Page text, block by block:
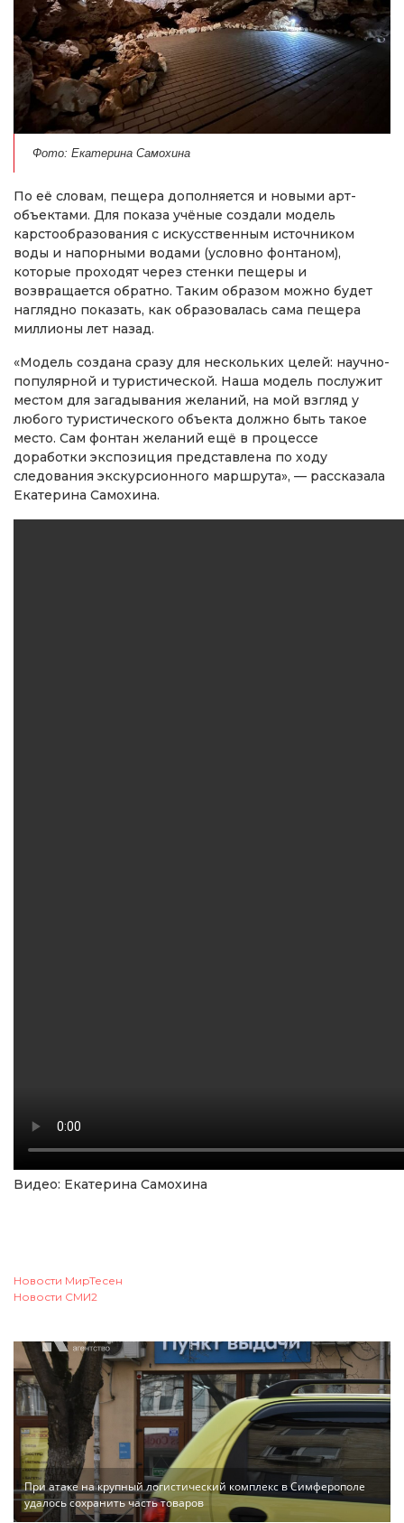
Фото: Екатерина Самохина
По её словам, пещера дополняется и новыми арт-
объектами. Для показа учёные создали модель
карстообразования с искусственным источником
воды и напорными водами (условно фонтаном),
которые проходят через стенки пещеры и
возвращается обратно. Таким образом можно будет
наглядно показать, как образовалась сама пещера
миллионы лет назад.
«Модель создана сразу для нескольких целей: научно-
популярной и туристической. Наша модель послужит
местом для загадывания желаний, на мой взгляд у
любого туристического объекта должно быть такое
место. Сам фонтан желаний ещё в процессе
доработки экспозиция представлена по ходу
следования экскурсионного маршрута», — рассказала
Екатерина Самохина.
Видео: Екатерина Самохина
Новости МирТесен
Новости СМИ2
При атаке на крупный логистический комплекс в Симферополе
удалось сохранить часть товаров